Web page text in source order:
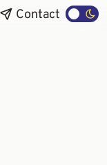
Contact